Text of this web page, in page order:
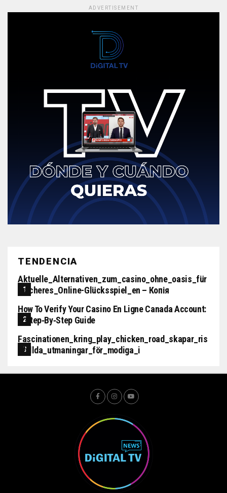
ADVERTISEMENT
TENDENCIA
Aktuelle_Alternativen_zum_casino_ohne_oasis_für
_sicheres_Online-Glücksspiel_en – Копія
How To Verify Your Casino En Ligne Canada Account:
A Step‑by‑step Guide
Fascinationen_kring_play_chicken_road_skapar_ris
Kfyllda_utmaningar_för_modiga_i